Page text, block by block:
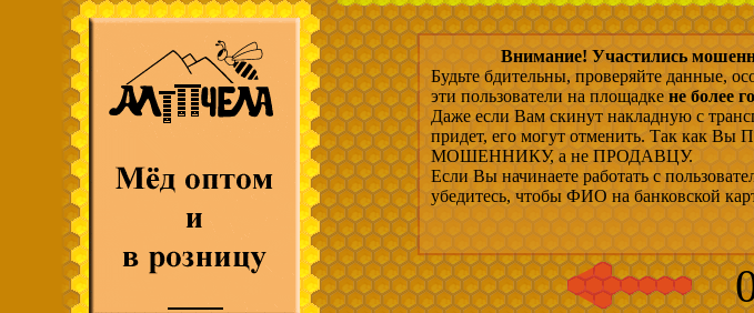
Внимание! Участились
Будьте бдительны, проверяйте данные,
эти пользователи на площадке не более
Даже если Вам скинут накладную с
придет, его могут отменить. Так как
МОШЕННИКУ, а не ПРОДАВЦУ.
Если Вы начинаете работать с
убедитесь, чтобы ФИО на банковской